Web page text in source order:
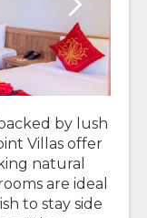
by lush
Villas offer
natural
are ideal
to stay side